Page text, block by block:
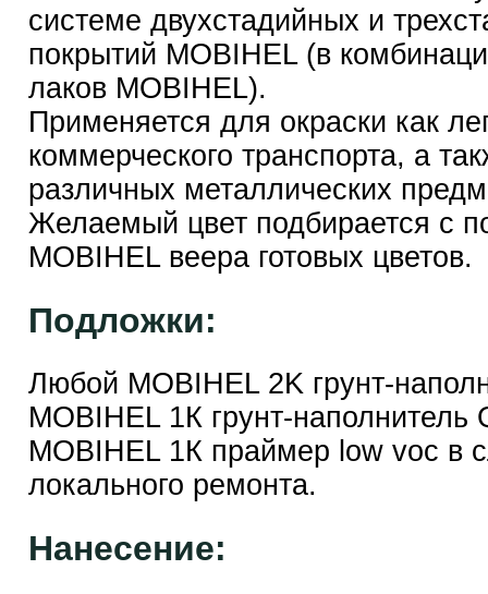
системе двухстадийных и
покрытий MOBIHEL (в
лаков MOBIHEL).
Применяется для окраски как
коммерческого транспорта, а
различных металлических
Желаемый цвет подбирается с
MOBIHEL веера готовых цветов.
Подложки:
Любой MOBIHEL 2K грунт-
MOBIHEL 1К грунт-наполнитель
MOBIHEL 1К праймер low voc в
локального ремонта.
Нанесение: